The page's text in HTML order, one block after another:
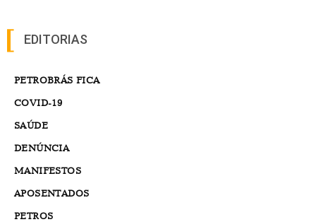
EDITORIAS
PETROBRÁS FICA
COVID-19
SAÚDE
DENÚNCIA
MANIFESTOS
APOSENTADOS
PETROS